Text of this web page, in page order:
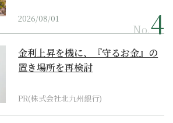
2026/08/01
No.
金利上昇を機に、『守るお金』の
置き場所を再検討
PR(株式会社北九州銀行)